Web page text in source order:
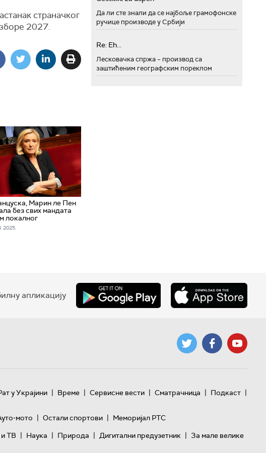
страначког
2027.
Марин ле Пен
без свих мандата
локалног
2025.
Да ли сте знали да се најбоље грамофонске
ручице производе у Србији
Re: Eh...
Лесковачка спржа – производ са
заштићеним географским пореклом
апликацију
у Украјини | Време | Сервисне вести | Сматрачница | Подкаст |
мото | Остали спортови | Меморијал РТС
ТВ | Наука | Природа | Дигитални предузетник | За мале велике